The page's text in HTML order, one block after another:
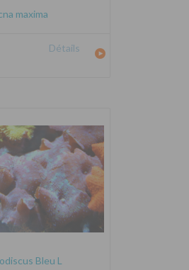
maxima
Détails
Bleu L